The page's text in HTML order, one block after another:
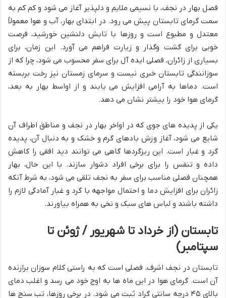
فصل بهار در نجف، با نسیمی ملایم و دلپذیر آغاز می شود و کم کم به
سمت گرمای تابستان پیش می رود. در ابتدای بهار، آب و هوا معمولاً
معتدل و مطبوع است و روزها با تابش دلنشین خورشید، فرصت
خوبی برای گشت وگذار و زیارت فراهم می آورد. این زمان، برای
بسیاری از زائران، فصلی ایده آل برای سفر محسوب می شود، چرا که از
سوزانندگی تابستان خبری نیست و سرمای زمستان نیز رخت بربسته
است. دماها به آرامی افزایش می یابند و از اواسط بهار به بعد،
گرمای هوا خود را بیشتر نشان می دهد.
یکی از پدیده های جوی که در اواخر بهار در نجف و مناطق اطراف آن
شایع می شود، آغاز وزش بادهای گرم و خشک و به دنبال آن، پدیده
گرد و غبار است. این ریزگردها گاهی می توانند دید افقی را کاهش
داده و تنفس را برای برخی افراد دشوار سازند. با این حال، بهار
همچنان فصلی مناسب برای سفر به نجف تلقی می شود، به شرط آنکه
زائران برای افزایش دما و احتمال مواجهه با گرد و غبار آمادگی لازم را
داشته باشند و لباس های سبک و نخی به همراه بیاورند.
تابستان (از خرداد تا شهریور / ژوئن تا
سپتامبر)
تابستان در نجف اشرف، فصلی است که به راستی کلام سوزان برازنده
آن است. گرمای هوا در این ماه ها به اوج خود می رسد و اغلب دمای
بالای ۴۵ درجه سانتی گراد ثبت می شود. در برخی روزها، تب سنج ها